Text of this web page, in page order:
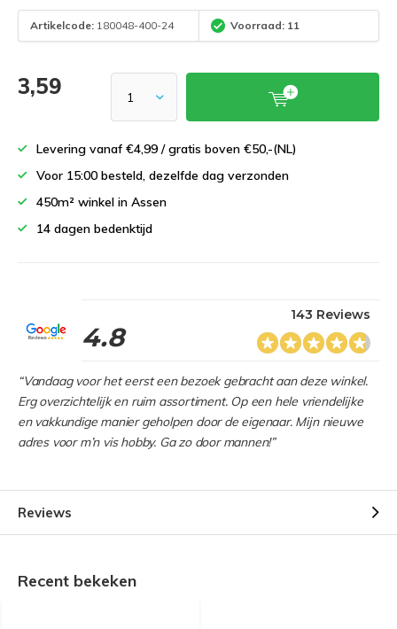
Artikelcode: 180048-400-24 Voorraad: 11
3,59
Levering vanaf €4,99 / gratis boven €50,-(NL)
Voor 15:00 besteld, dezelfde dag verzonden
450m² winkel in Assen
14 dagen bedenktijd
4.8
143 Reviews
“Vandaag voor het eerst een bezoek gebracht aan deze winkel.
Erg overzichtelijk en ruim assortiment. Op een hele vriendelijke
en vakkundige manier geholpen door de eigenaar. Mijn nieuwe
adres voor m’n vis hobby. Ga zo door mannen!”
Reviews
Recent bekeken